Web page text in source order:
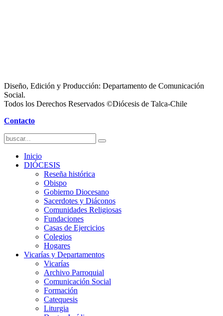
Diseño, Edición y Producción: Departamento de Comunicación
Social.
Todos los Derechos Reservados ©Diócesis de Talca-Chile
Contacto
Inicio
DIÓCESIS
Reseña histórica
Obispo
Gobierno Diocesano
Sacerdotes y Diáconos
Comunidades Religiosas
Fundaciones
Casas de Ejercicios
Colegios
Hogares
Vicarías y Departamentos
Vicarías
Archivo Parroquial
Comunicación Social
Formación
Catequesis
Liturgia